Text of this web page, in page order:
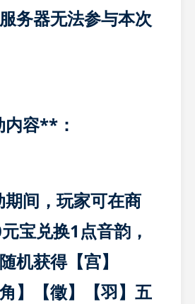
务器无法参与本次
容**：
期间，玩家可在商
宝兑换1点音韵，
机获得【宫】
角】【徵】【羽】五